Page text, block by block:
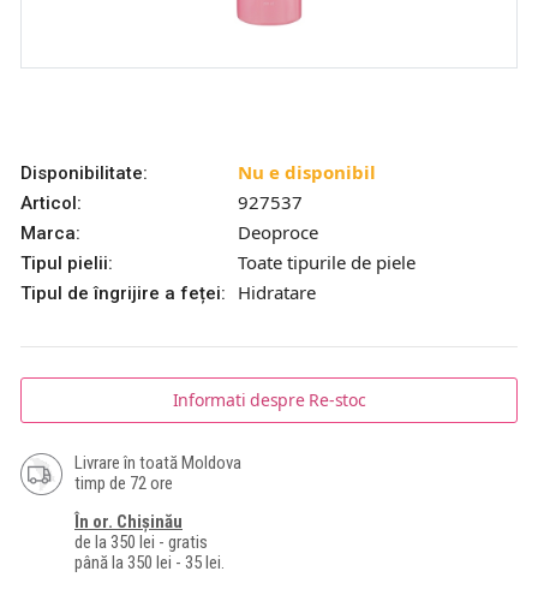
Disponibilitate: Nu e disponibil
Articol: 927537
Marca: Deoproce
Tipul pielii: Toate tipurile de piele
Tipul de îngrijire a feței: Hidratare
Informati despre Re-stoc
Livrare în toată Moldova
timp de 72 ore
În or. Chișinău
de la 350 lei - gratis
până la 350 lei - 35 lei.